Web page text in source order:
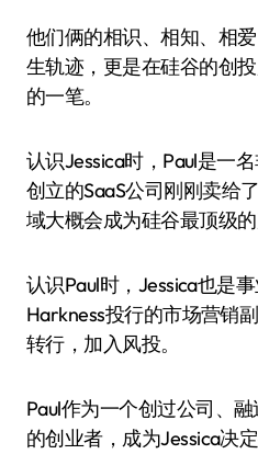
他们俩的相识、相知、相
生轨迹，更是在硅谷的创
的一笔。
认识Jessica时，Paul是一
创立的SaaS公司刚刚卖给
域大概会成为硅谷最顶级的
认识Paul时，Jessica也是
Harkness投行的市场营销
转行，加入风投。
Paul作为一个创过公司、
的创业者，成为Jessica决